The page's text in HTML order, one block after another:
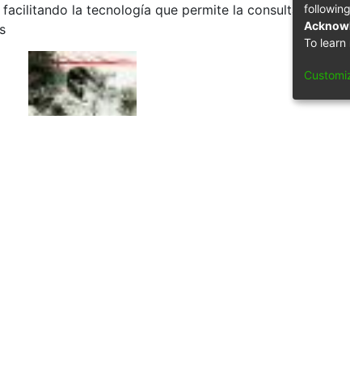
la tecnología que permite la consulta de las
To learn